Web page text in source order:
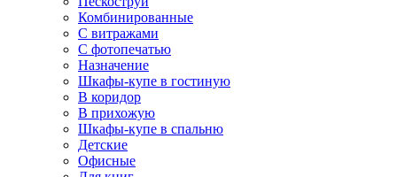
Комбинированные
С витражами
С фотопечатью
Назначение
Шкафы-купе в гостиную
В коридор
В прихожую
Шкафы-купе в спальню
Детские
Офисные